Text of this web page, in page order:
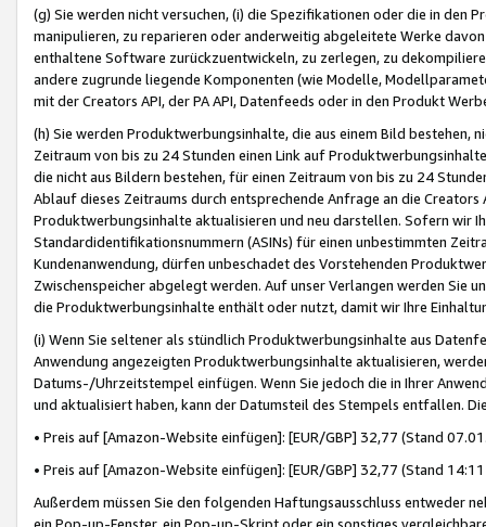
(g) Sie werden nicht versuchen, (i) die Spezifikationen oder die in
manipulieren, zu reparieren oder anderweitig abgeleitete Werke
enthaltene Software zurückzuentwickeln, zu zerlegen, zu
andere zugrunde liegende Komponenten (wie Modelle,
mit der Creators API, der PA API, Datenfeeds oder in den Produkt
(h) Sie werden Produktwerbungsinhalte, die aus einem Bild bestehen,
Zeitraum von bis zu 24 Stunden einen Link auf
die nicht aus Bildern bestehen, für einen Zeitraum von bis zu 24
Ablauf dieses Zeitraums durch entsprechende Anfrage an die
Produktwerbungsinhalte aktualisieren und neu darstellen. Sofern wir
Standardidentifikationsnummern (ASINs) für einen unbestimmten
Kundenanwendung, dürfen unbeschadet des Vorstehenden
Zwischenspeicher abgelegt werden. Auf unser Verlangen werden Sie
die Produktwerbungsinhalte enthält oder nutzt, damit wir Ihre
(i) Wenn Sie seltener als stündlich Produktwerbungsinhalte aus
Anwendung angezeigten Produktwerbungsinhalte aktualisieren,
Datums-/Uhrzeitstempel einfügen. Wenn Sie jedoch die in Ihrer
und aktualisiert haben, kann der Datumsteil des Stempels entfallen.
• Preis auf [Amazon-Website einfügen]: [EUR/GBP] 32,77 (Stand
• Preis auf [Amazon-Website einfügen]: [EUR/GBP] 32,77 (Stand
Außerdem müssen Sie den folgenden Haftungsausschluss entweder
ein Pop-up-Fenster, ein Pop-up-Skript oder ein sonstiges